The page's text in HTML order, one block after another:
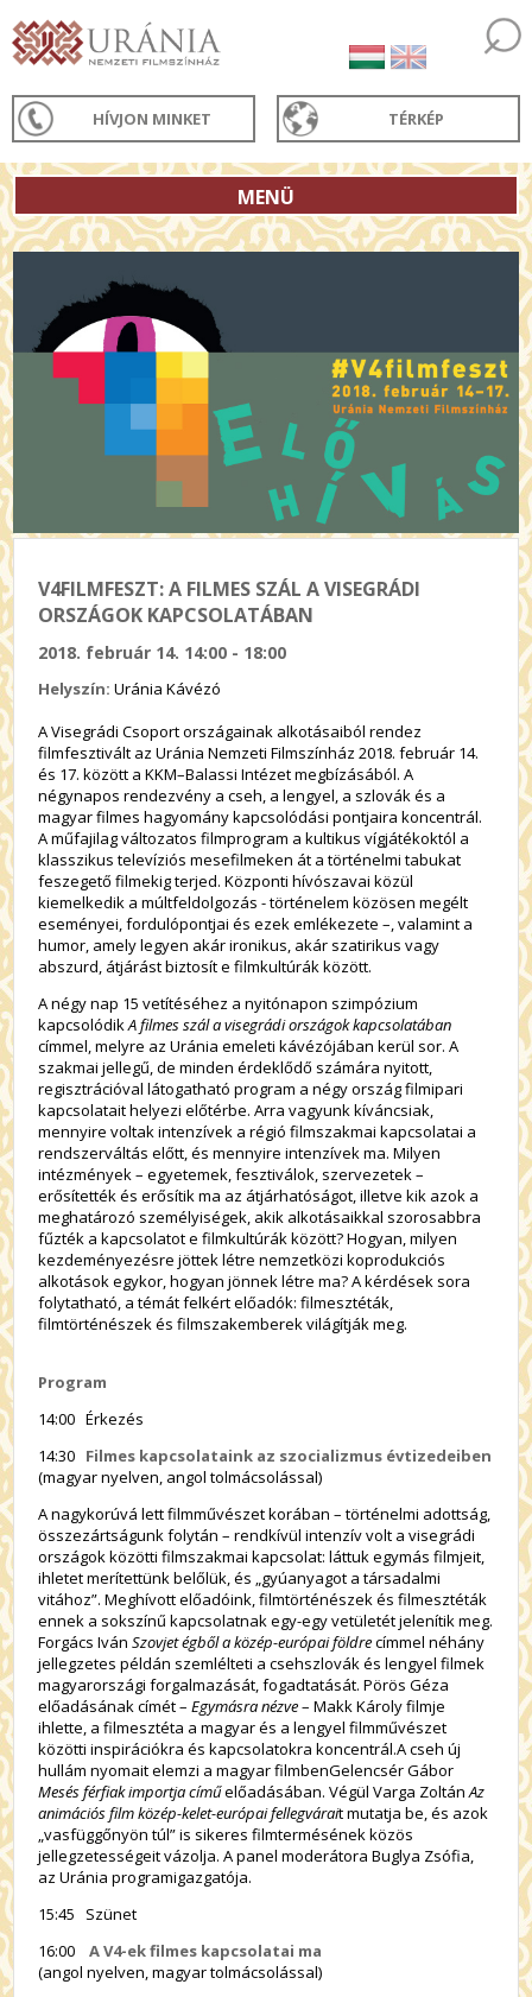
HÍVJON MINKET TÉRKÉP
MENÜ
V4FILMFESZT: A FILMES SZÁL A VISEGRÁDI
ORSZÁGOK KAPCSOLATÁBAN
2018. február 14. 14:00 - 18:00
Helyszín:Uránia Kávézó
A Visegrádi Csoport országainak alkotásaiból rendez
filmfesztivált az Uránia Nemzeti Filmszínház 2018. február 14.
és 17. között a KKM–Balassi Intézet megbízásából. A
négynapos rendezvény a cseh, a lengyel, a szlovák és a
magyar filmes hagyomány kapcsolódási pontjaira koncentrál.
A műfajilag változatos filmprogram a kultikus vígjátékoktól a
klasszikus televíziós mesefilmeken át a történelmi tabukat
feszegető filmekig terjed. Központi hívószavai közül
kiemelkedik a múltfeldolgozás - történelem közösen megélt
eseményei, fordulópontjai és ezek emlékezete –, valamint a
humor, amely legyen akár ironikus, akár szatirikus vagy
abszurd, átjárást biztosít e filmkultúrák között.
A négy nap 15 vetítéséhez a nyitónapon szimpózium
kapcsolódikA filmes szál a visegrádi országok kapcsolatában
címmel, melyre az Uránia emeleti kávézójában kerül sor. A
szakmai jellegű, de minden érdeklődő számára nyitott,
regisztrációval látogatható program a négy ország filmipari
kapcsolatait helyezi előtérbe. Arra vagyunk kíváncsiak,
mennyire voltak intenzívek a régió filmszakmai kapcsolatai a
rendszerváltás előtt, és mennyire intenzívek ma. Milyen
intézmények – egyetemek, fesztiválok, szervezetek –
erősítették és erősítik ma az átjárhatóságot, illetve kik azok a
meghatározó személyiségek, akik alkotásaikkal szorosabbra
fűzték a kapcsolatot e filmkultúrák között? Hogyan, milyen
kezdeményezésre jöttek létre nemzetközi koprodukciós
alkotások egykor, hogyan jönnek létre ma? A kérdések sora
folytatható, a témát felkért előadók: filmesztéták,
filmtörténészek és filmszakemberek világítják meg.
Program
14:00 Érkezés
14:30 Filmes kapcsolataink az szocializmus évtizedeiben
(magyar nyelven, angol tolmácsolással)
A nagykorúvá lett filmművészet korában – történelmi adottság,
összezártságunk folytán – rendkívül intenzív volt a visegrádi
országok közötti filmszakmai kapcsolat: láttuk egymás filmjeit,
ihletet merítettünk belőlük, és „gyúanyagot a társadalmi
vitához”. Meghívott előadóink, filmtörténészek és filmesztéták
ennek a sokszínű kapcsolatnak egy-egy vetületét jelenítik meg.
Forgács IvánSzovjet égből a közép-európai földrecímmel néhány
jellegzetes példán szemlélteti a csehszlovák és lengyel filmek
magyarországi forgalmazását, fogadtatását. Pörös Géza
előadásának címét –Egymásra nézve– Makk Károly filmje
ihlette, a filmesztéta a magyar és a lengyel filmművészet
közötti inspirációkra és kapcsolatokra koncentrál.A cseh új
hullám nyomait elemzi a magyar filmbenGelencsér Gábor
Mesés férfiak importja címűelőadásában. Végül Varga ZoltánAz
animációs film közép-kelet-európai fellegvárait mutatja be, és azok
„vasfüggőnyön túl” is sikeres filmtermésének közös
jellegzetességeit vázolja. A panel moderátora Buglya Zsófia,
az Uránia programigazgatója.
15:45 Szünet
16:00
A V4-ek filmes kapcsolatai ma
(angol nyelven, magyar tolmácsolással)